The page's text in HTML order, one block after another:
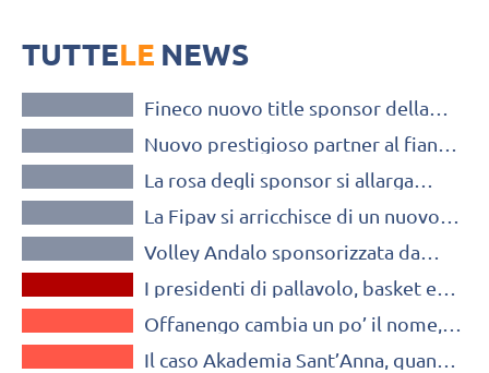
pallavolo
TUTTELE NEWS
SPORT MANAGEMENT
Fineco nuovo title sponsor della
non solo
SPORT MANAGEMENT
Nuovo prestigioso partner al fianco
SPORT MANAGEMENT
La rosa degli sponsor si allarga
Fipav ecco BigMat
SPORT MANAGEMENT
La Fipav si arricchisce di un nuovo
fianco della Federazione
SPORT MANAGEMENT
Volley Andalo sponsorizzata da
discutere?
OLTRE IL VOLLEY
I presidenti di pallavolo, basket e
bonus sponsorizzazioni”
A2 FEMMINILE
Offanengo cambia un po’ il nome,
A2 FEMMINILE
Il caso Akademia Sant’Anna, quando